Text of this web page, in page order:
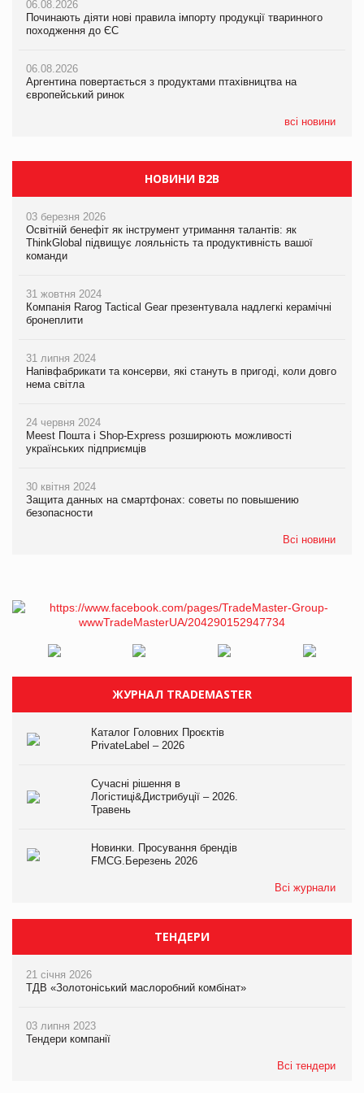
06.08.2026
Починають діяти нові правила імпорту продукції тваринного
походження до ЄС
06.08.2026
Аргентина повертається з продуктами птахівництва на
європейський ринок
всі новини
06.08.2026
Починають діяти нові правила імпорту продукції тваринного
походження до ЄС
06.08.2026
Аргентина повертається з продуктами птахівництва на
європейський ринок
06.08.2026
Починають діяти нові правила імпорту продукції тваринного
походження до ЄС
06.08.2026
Аргентина повертається з продуктами птахівництва на
європейський ринок
НОВИНИ B2B
03 березня 2026
Освітній бенефіт як інструмент утримання талантів: як
ThinkGlobal підвищує лояльність та продуктивність вашої
команди
31 жовтня 2024
Компанія Rarog Tactical Gear презентувала надлегкі керамічні
бронеплити
31 липня 2024
Напівфабрикати та консерви, які стануть в пригоді, коли довго
нема світла
24 червня 2024
Meest Пошта і Shop-Express розширюють можливості
українських підприємців
30 квітня 2024
Защита данных на смартфонах: советы по повышению
безопасности
Всі новини
ЖУРНАЛ TRADEMASTER
Каталог Головних Проєктів
PrivateLabel – 2026
Сучасні рішення в
Логістиці&Дистрибуції – 2026.
Травень
Новинки. Просування брендів
FMCG.Березень 2026
Всі журнали
ТЕНДЕРИ
21 січня 2026
ТДВ «Золотоніський маслоробний комбінат»
03 липня 2023
Тендери компанії
Всі тендери